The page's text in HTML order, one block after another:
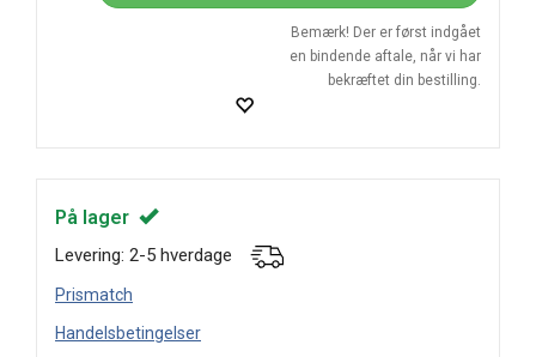
Bemærk! Der er først indgået
en bindende aftale, når vi har
bekræftet din bestilling.
På lager
Levering: 2-5 hverdage
Prismatch
Handelsbetingelser